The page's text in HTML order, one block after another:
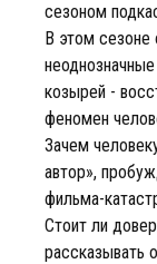
сезоном
В этом
козырей -
феномен
Зачем
автор»,
фильма-
Стоит ли
рассказывать